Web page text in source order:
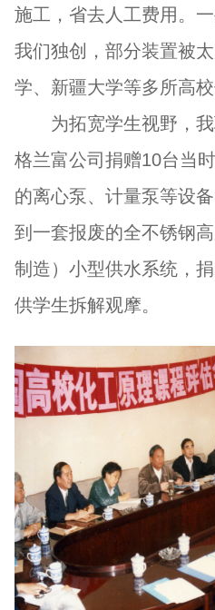
施工，省去人工费用。
我们独创，部分装置被
学、新疆大学等多所高校
为拓宽学生视野，
格兰富公司捐赠10台当
的离心泵、计量泵等设
到一套报废的全不锈钢
制造）小型供水系统，
供学生拆解观摩。